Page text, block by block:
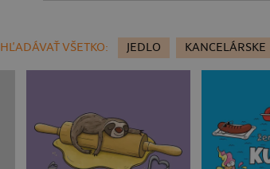
VŠETKO: JEDLO KANCELÁRSKE